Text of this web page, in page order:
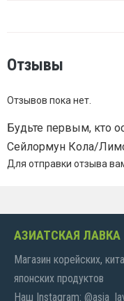
Отзывы
Отзывов пока нет.
Будьте первым, кто
Сейлормун Кола/
Для отправки отзыва
АЗИАТСКАЯ ЛАВКА
Магазин корейских,
японских продуктов
Наш Instagram: